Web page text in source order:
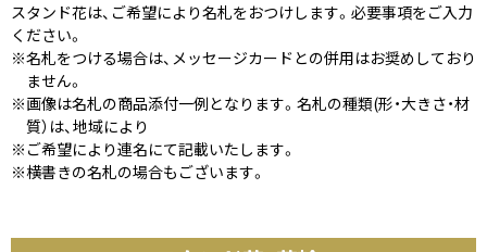
スタンド花は、ご希望により名札をおつけします。必要事項をご入力
ください。
※名札をつける場合は、メッセージカードとの併用はお奨めしており
ません。
※画像は名札の商品添付一例となります。名札の種類(形・大きさ・材
質）は、地域により
※ご希望により連名にて記載いたします。
※横書きの名札の場合もございます。